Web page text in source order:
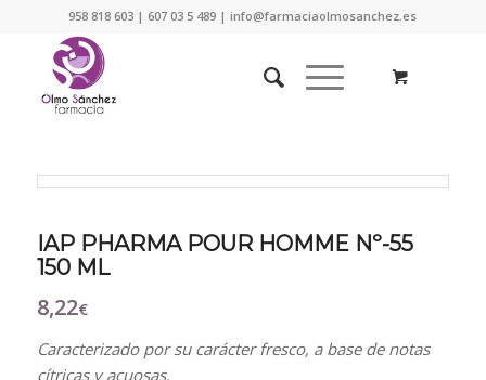
958 818 603 | 607 03 5 489 | info@farmaciaolmosanchez.es
IAP PHARMA POUR HOMME Nº-55
150 ML
8,22€
Caracterizado por su carácter fresco, a base de notas
cítricas y acuosas.